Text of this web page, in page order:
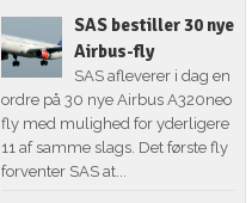
SAS bestiller 30 nye
Airbus-fly
SAS afleverer i dag en
ordre på 30 nye Airbus A320neo
fly med mulighed for yderligere
11 af samme slags. Det første fly
forventer SAS at...